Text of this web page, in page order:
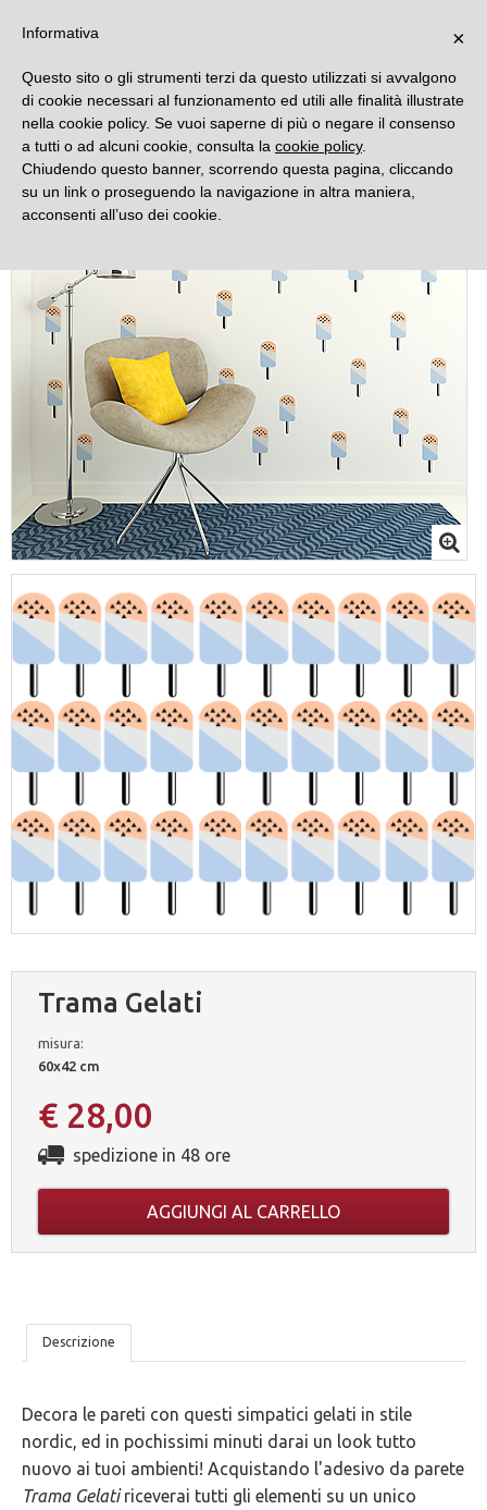
Novità
Trama Gelati
misura:
60x42 cm
€ 28,00
spedizione in 48 ore
AGGIUNGI AL CARRELLO
LE
GARANZIE
Descrizione
Decora le pareti con questi simpatici gelati in stile
nordic, ed in pochissimi minuti darai un look tutto
nuovo ai tuoi ambienti! Acquistando l'adesivo da parete
Trama Gelatiriceverai tutti gli elementi su un unico
×
Informativa
Questo sito o gli strumenti terzi da questo utilizzati si avvalgono
di cookie necessari al funzionamento ed utili alle finalità illustrate
nella cookie policy. Se vuoi saperne di più o negare il consenso
a tutti o ad alcuni cookie, consulta la cookie policy.
Chiudendo questo banner, scorrendo questa pagina, cliccando
su un link o proseguendo la navigazione in altra maniera,
acconsenti all’uso dei cookie.